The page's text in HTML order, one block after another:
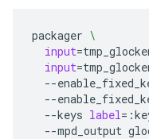
packager \
input=
input=
--
--
--keys label=
--mpd_output